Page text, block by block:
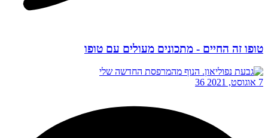
טופו זה החיים - מתכונים מעולים עם טופו
7 אוגוסט, 2021 36